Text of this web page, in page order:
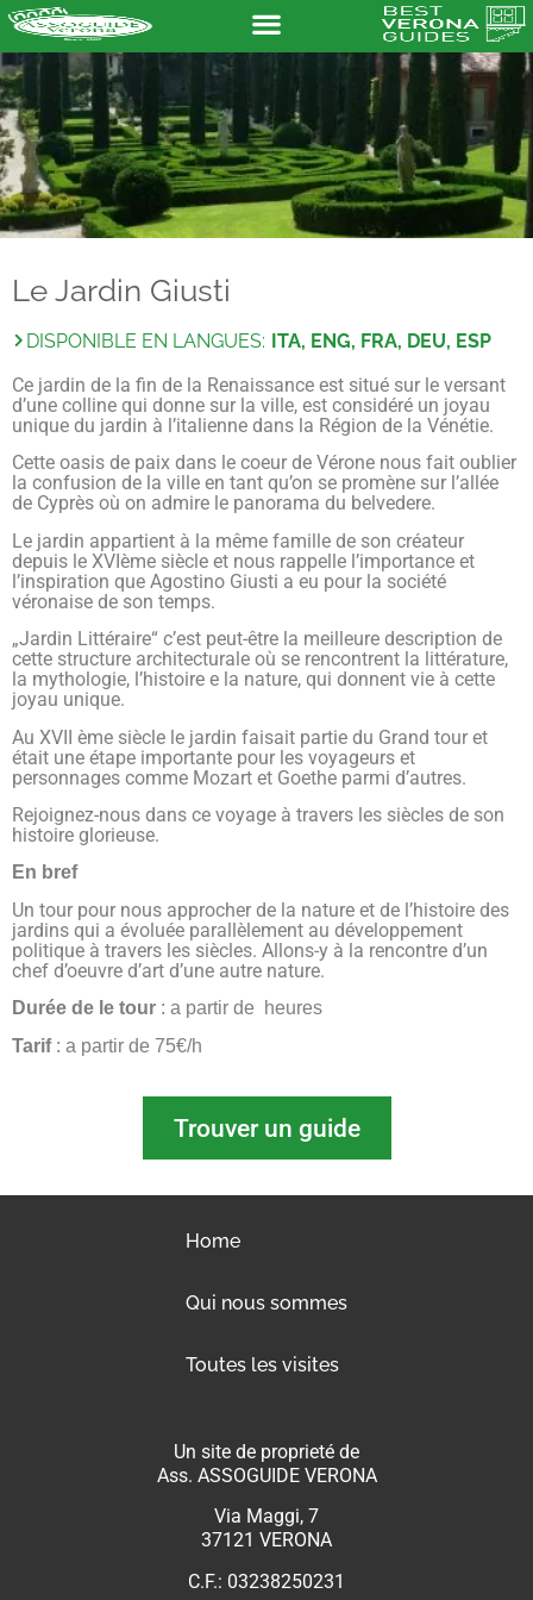
Le Jardin Giusti
DISPONIBLE EN LANGUES: ITA, ENG, FRA, DEU, ESP
Ce jardin de la fin de la Renaissance est situé sur le versant
d’une colline qui donne sur la ville, est considéré un joyau
unique du jardin à l’italienne dans la Région de la Vénétie.
Cette oasis de paix dans le coeur de Vérone nous fait oublier
la confusion de la ville en tant qu’on se promène sur l’allée
de Cyprès où on admire le panorama du belvedere.
Le jardin appartient à la même famille de son créateur
depuis le XVIème siècle et nous rappelle l’importance et
l’inspiration que Agostino Giusti a eu pour la société
véronaise de son temps.
„Jardin Littéraire“ c’est peut-être la meilleure description de
cette structure architecturale où se rencontrent la littérature,
la mythologie, l’histoire e la nature, qui donnent vie à cette
joyau unique.
Au XVII ème siècle le jardin faisait partie du Grand tour et
était une étape importante pour les voyageurs et
personnages comme Mozart et Goethe parmi d’autres.
Rejoignez-nous dans ce voyage à travers les siècles de son
histoire glorieuse.
En bref
Un tour pour nous approcher de la nature et de l’histoire des
jardins qui a évoluée parallèlement au développement
politique à travers les siècles. Allons-y à la rencontre d’un
chef d’oeuvre d’art d’une autre nature.
Durée de le tour : a partir de heures
Tarif: a partir de 75€/h
Trouver un guide
Home
Qui nous sommes
Toutes les visites
Un site de proprieté de
Ass. ASSOGUIDE VERONA
Via Maggi, 7
37121 VERONA
C.F.: 03238250231